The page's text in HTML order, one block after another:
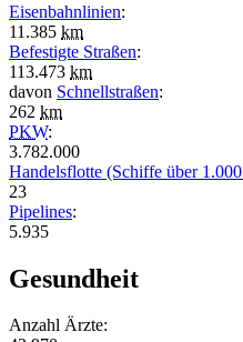
Eisenbahnlinien:
11.385 km
Befestigte Straßen:
113.473 km
davon Schnellstraßen:
262 km
PKW:
3.782.000
Handelsflotte (Schiffe über 1.000
23
Pipelines:
5.935
Gesundheit
Anzahl Ärzte: